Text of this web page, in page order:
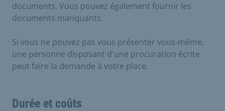
documents. Vous pouvez également fournir les
documents manquants.
Si vous ne pouvez pas vous présenter vous-même,
une personne disposant d'une procuration écrite
peut faire la demande à votre place.
Durée et coûts